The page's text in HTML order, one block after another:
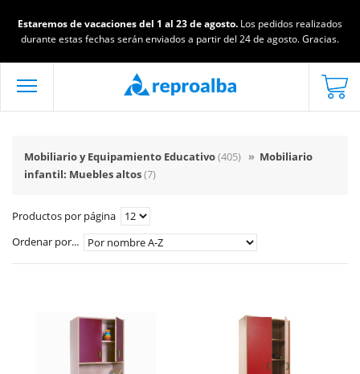
Estaremos de vacaciones del 1 al 23 de agosto. Los pedidos realizados
durante estas fechas serán enviados a partir del 24 de agosto. Gracias.
Mobiliario y Equipamiento Educativo(405) » Mobiliario
infantil: Muebles altos(7)
Productos por página
Ordenar por...